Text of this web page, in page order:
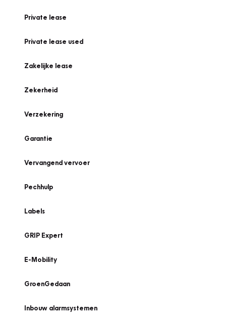
Private lease
Private lease used
Zakelijke lease
Zekerheid
Verzekering
Garantie
Vervangend vervoer
Pechhulp
Labels
GRIP Expert
E-Mobility
GroenGedaan
Inbouw alarmsystemen